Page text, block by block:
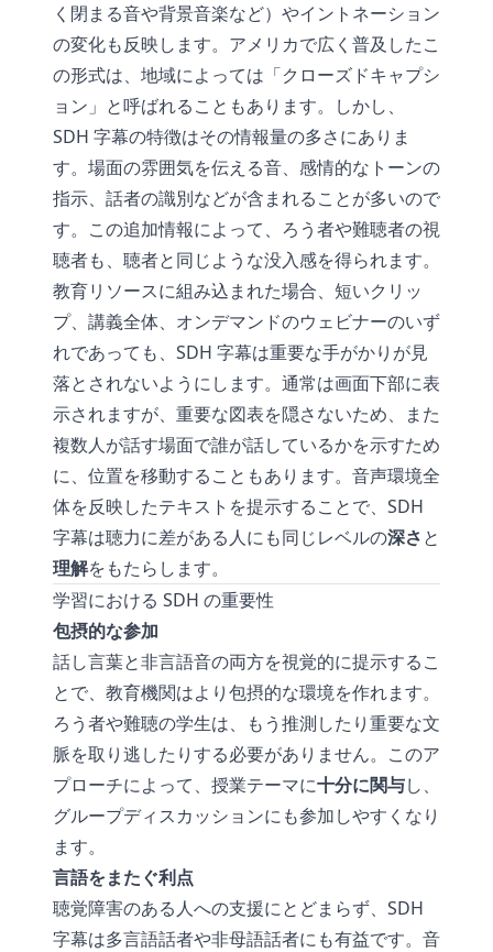
く閉まる音や背景音楽など）やイントネーション
の変化も反映します。アメリカで広く普及したこ
の形式は、地域によっては「クローズドキャプシ
ョン」と呼ばれることもあります。しかし、
SDH 字幕の特徴はその情報量の多さにありま
す。場面の雰囲気を伝える音、感情的なトーンの
指示、話者の識別などが含まれることが多いので
す。この追加情報によって、ろう者や難聴者の視
聴者も、聴者と同じような没入感を得られます。
教育リソースに組み込まれた場合、短いクリッ
プ、講義全体、オンデマンドのウェビナーのいず
れであっても、SDH 字幕は重要な手がかりが見
落とされないようにします。通常は画面下部に表
示されますが、重要な図表を隠さないため、また
複数人が話す場面で誰が話しているかを示すため
に、位置を移動することもあります。音声環境全
体を反映したテキストを提示することで、SDH
字幕は聴力に差がある人にも同じレベルの深さと
理解をもたらします。
学習における SDH の重要性
包摂的な参加
話し言葉と非言語音の両方を視覚的に提示するこ
とで、教育機関はより包摂的な環境を作れます。
ろう者や難聴の学生は、もう推測したり重要な文
脈を取り逃したりする必要がありません。このア
プローチによって、授業テーマに十分に関与し、
グループディスカッションにも参加しやすくなり
ます。
言語をまたぐ利点
聴覚障害のある人への支援にとどまらず、SDH
字幕は多言語話者や非母語話者にも有益です。音